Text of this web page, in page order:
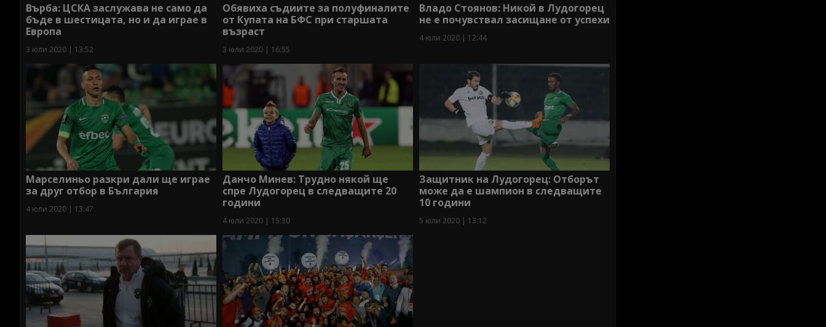
Върба: ЦСКА заслужава не само да
бъде в шестицата, но и да играе в
Европа
3 юли 2020 | 13:52
Обявиха съдиите за полуфиналите
от Купата на БФС при старшата
възраст
3 юли 2020 | 16:55
Владо Стоянов: Никой в Лудогорец
не е почувствал засищане от успехи
4 юли 2020 | 12:44
Марселиньо разкри дали ще играе
за друг отбор в България
4 юли 2020 | 13:47
Данчо Минев: Трудно някой ще
спре Лудогорец в следващите 20
години
4 юли 2020 | 15:30
Защитник на Лудогорец: Отборът
може да е шампион в следващите
10 години
5 юли 2020 | 13:12